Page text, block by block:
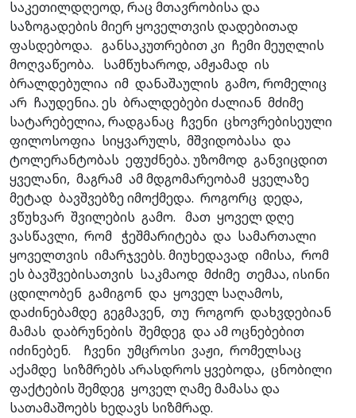
საკეთილდღეოდ, რაც მთავრობისა და
საზოგადების მიერ ყოველთვის დადებითად
ფასდებოდა. განსაკუთრებით კი ჩემი მეუღლის
მოღვაწეობა. სამწუხაროდ, ამჟამად ის
ბრალდებულია იმ დანაშაულის გამო, რომელიც
არ ჩაუდენია. ეს ბრალდებები ძალიან მძიმე
სატარებელია, რადგანაც ჩვენი ცხოვრებისეული
ფილოსოფია სიყვარულს, მშვიდობასა და
ტოლერანტობას ეფუძნება. უზომოდ განვიცდით
ყველანი, მაგრამ ამ მდგომარეობამ ყველაზე
მეტად ბავშვებზე იმოქმედა. როგორც დედა,
ვწუხვარ შვილების გამო. მათ ყოველ დღე
ვასწავლი, რომ ჭეშმარიტება და სამართალი
ყოველთვის იმარჯვებს. მიუხედავად იმისა, რომ
ეს ბავშვებისათვის საკმაოდ მძიმე თემაა, ისინი
ცდილობენ გამიგონ და ყოველ საღამოს,
დაძინებამდე გეგმავენ, თუ როგორ დახვდებიან
მამას დაბრუნების შემდეგ და ამ ოცნებებით
იძინებენ. ჩვენი უმცროსი ვაჟი, რომელსაც
აქამდე სიზმრებს არასდროს ყვებოდა, ცნობილი
ფაქტების შემდეგ ყოველ ღამე მამასა და
სათამაშოებს ხედავს სიზმრად.